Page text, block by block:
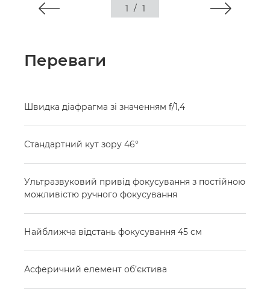
1 / 1
Переваги
Швидка діафрагма зі значенням f/1,4
Стандартний кут зору 46°
Ультразвуковий привід фокусування з постійною
можливістю ручного фокусування
Найближча відстань фокусування 45 см
Асферичний елемент об’єктива